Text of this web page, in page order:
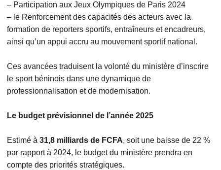
– Participation aux Jeux Olympiques de Paris 2024
– le Renforcement des capacités des acteurs avec la
formation de reporters sportifs, entraîneurs et encadreurs,
ainsi qu’un appui accru au mouvement sportif national.
Ces avancées traduisent la volonté du ministère d’inscrire
le sport béninois dans une dynamique de
professionnalisation et de modernisation.
Le budget prévisionnel de l’année 2025
Estimé à 31,8 milliards de FCFA, soit une baisse de 22 %
par rapport à 2024, le budget du ministère prendra en
compte des priorités stratégiques.